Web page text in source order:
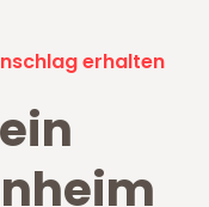
erhalten